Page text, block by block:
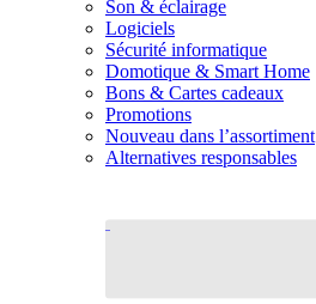
Son & éclairage
Logiciels
Sécurité informatique
Domotique & Smart Home
Bons & Cartes cadeaux
Promotions
Nouveau dans l’assortiment
Alternatives responsables